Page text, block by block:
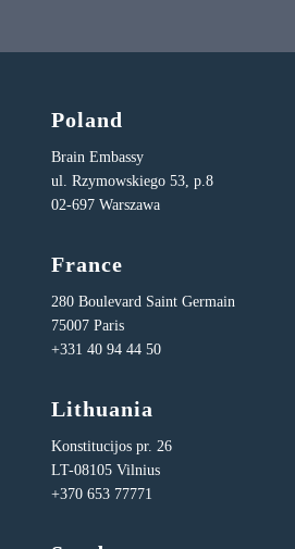
Poland
Brain Embassy
ul. Rzymowskiego 53, p.8
02-697 Warszawa
France
280 Boulevard Saint Germain
75007 Paris
+331 40 94 44 50
Lithuania
Konstitucijos pr. 26
LT-08105 Vilnius
+370 653 77771